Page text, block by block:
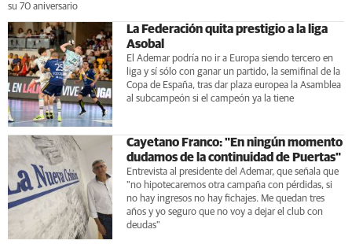
su 70 aniversario
La Federación quita prestigio a la liga
Asobal
El Ademar podría no ir a Europa siendo tercero en
liga y sí sólo con ganar un partido, la semifinal de la
Copa de España, tras dar plaza europea la Asamblea
al subcampeón si el campeón ya la tiene
Cayetano Franco: "En ningún momento
dudamos de la continuidad de Puertas"
Entrevista al presidente del Ademar, que señala que
"no hipotecaremos otra campaña con pérdidas, si
no hay ingresos no hay fichajes. Me quedan tres
años y yo seguro que no voy a dejar el club con
deudas"